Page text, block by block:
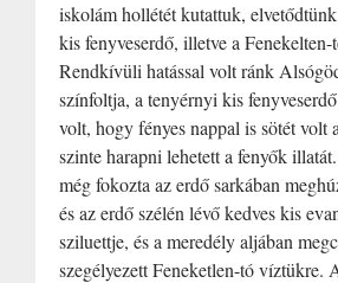
iskolám hollétét kutattuk,
kis fenyveserdő, illetve a
Rendkívüli hatással volt ránk
színfoltja, a tenyérnyi kis
volt, hogy fényes nappal is sötét volt
szinte harapni lehetett a fenyők
még fokozta az erdő sarkában
és az erdő szélén lévő kedves kis
sziluettje, és a meredély aljában
szegélyezett Feneketlen-tó víztükre.